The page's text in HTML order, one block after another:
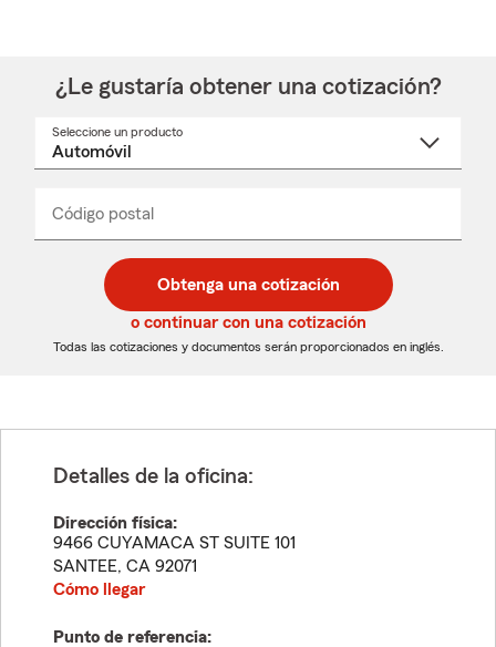
¿Le gustaría obtener una cotización?
Seleccione un producto
desplegable
Código postal
de
5
dígitos
de
5
dígitos
_____
Obtenga una cotización
o continuar con una cotización
Todas las cotizaciones y documentos serán proporcionados en inglés.
Detalles de la oficina:
Dirección física:
9466 CUYAMACA ST SUITE 101
SANTEE, CA 92071
Cómo llegar
Punto de referencia: